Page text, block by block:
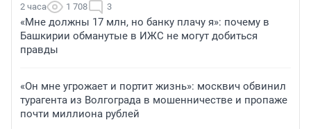
2 часа 1 708 3
«Мне должны 17 млн, но банку плачу я»: почему в
Башкирии обманутые в ИЖС не могут добиться
правды
«Он мне угрожает и портит жизнь»: москвич обвинил
турагента из Волгограда в мошенничестве и пропаже
почти миллиона рублей